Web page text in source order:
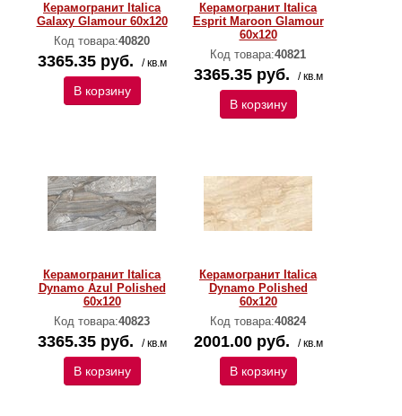
Керамогранит Italica
Galaxy Glamour 60х120
Код товара:40820
3365.35 руб. / кв.м
В корзину
Керамогранит Italica
Esprit Maroon Glamour
60х120
Код товара:40821
3365.35 руб. / кв.м
В корзину
Керамогранит Italica
Dynamo Azul Polished
60х120
Код товара:40823
3365.35 руб. / кв.м
В корзину
Керамогранит Italica
Dynamo Polished
60х120
Код товара:40824
2001.00 руб. / кв.м
В корзину